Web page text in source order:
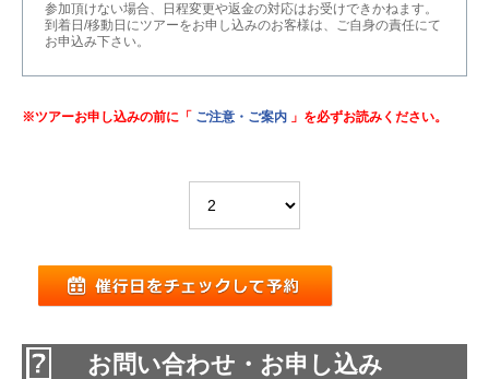
参加頂けない場合、日程変更や返金の対応はお受けできかねます。
到着日/移動日にツアーをお申し込みのお客様は、ご自身の責任にて
お申込み下さい。
※ツアーお申し込みの前に「 ご注意・ご案内 」を必ずお読みください。
お問い合わせ・お申し込み